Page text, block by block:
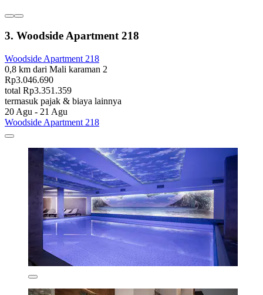
3. Woodside Apartment 218
Woodside Apartment 218
0,8 km dari Mali karaman 2
Rp3.046.690
total Rp3.351.359
termasuk pajak & biaya lainnya
20 Agu - 21 Agu
Woodside Apartment 218